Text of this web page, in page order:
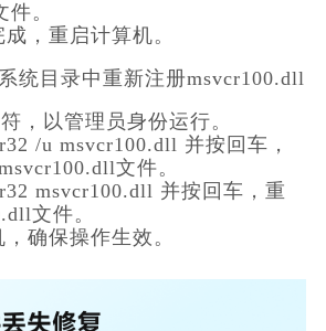
。
完成，重启计算机。
统目录中重新注册msvcr100.dll
，以管理员身份运行。
/u msvcr100.dll 并按回车，
文件。
msvcr100.dll 并按回车，重
文件。
机，确保操作生效。